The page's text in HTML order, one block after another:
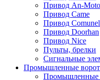
Привод An-
Привод Came
Привод
Привод Doorhan
Привод Nice
Пульты, брелки
Сигнальные
Промышленные
Промышленные